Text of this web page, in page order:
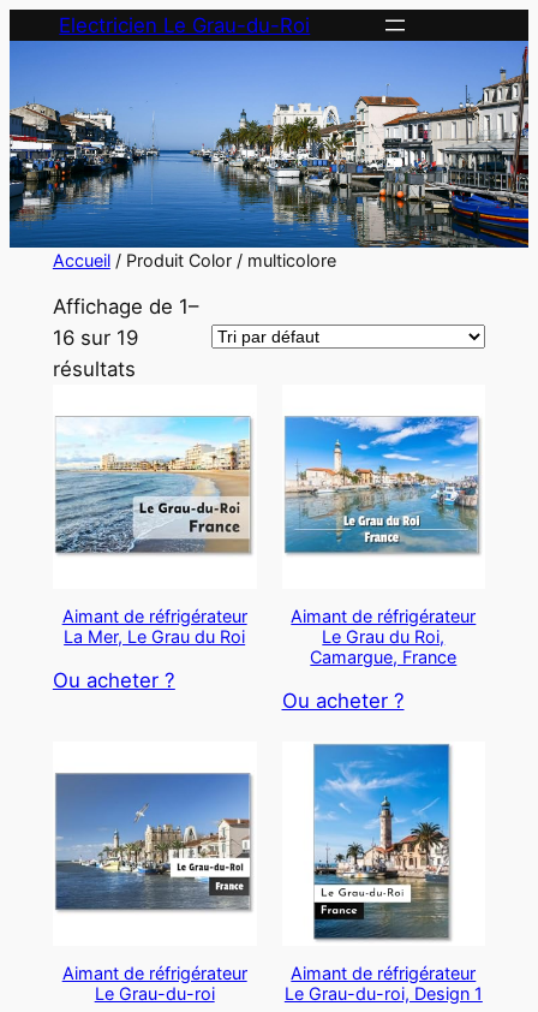
Electricien Le Grau-du-Roi
Accueil/ Produit Color / multicolore
Affichage de 1–
16 sur 19
résultats
Aimant de réfrigérateur
La Mer, Le Grau du Roi
Ou acheter ?
Aimant de réfrigérateur
Le Grau du Roi,
Camargue, France
Ou acheter ?
Aimant de réfrigérateur
Le Grau-du-roi
Aimant de réfrigérateur
Le Grau-du-roi, Design 1